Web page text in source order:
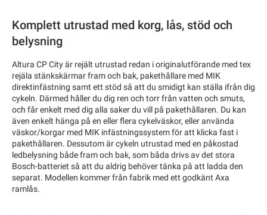
Komplett utrustad med korg, lås, stöd och
belysning
Altura CP City är rejält utrustad redan i originalutförande med tex
rejäla stänkskärmar fram och bak, pakethållare med MIK
direktinfästning samt ett stöd så att du smidigt kan ställa ifrån dig
cykeln. Därmed håller du dig ren och torr från vatten och smuts,
och får enkelt med dig alla saker du vill på pakethållaren. Du kan
även enkelt hänga på en eller flera cykelväskor, eller använda
väskor/korgar med MIK infästningssystem för att klicka fast i
pakethållaren. Dessutom är cykeln utrustad med en påkostad
ledbelysning både fram och bak, som båda drivs av det stora
Bosch-batteriet så att du aldrig behöver tänka på att ladda den
separat. Modellen kommer från fabrik med ett godkänt Axa
ramlås.